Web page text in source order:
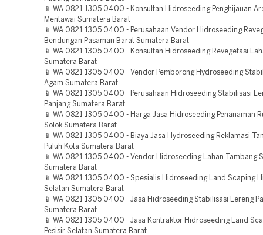
📱 WA 0821 1305 0400 - Konsultan Hidroseeding Penghijauan
Mentawai Sumatera Barat
📱 WA 0821 1305 0400 - Perusahaan Vendor Hidroseeding
Bendungan Pasaman Barat Sumatera Barat
📱 WA 0821 1305 0400 - Konsultan Hidroseeding Revegetasi
Sumatera Barat
📱 WA 0821 1305 0400 - Vendor Pemborong Hydroseeding
Agam Sumatera Barat
📱 WA 0821 1305 0400 - Perusahaan Hidroseeding Stabilisasi
Panjang Sumatera Barat
📱 WA 0821 1305 0400 - Harga Jasa Hidroseeding Penanaman
Solok Sumatera Barat
📱 WA 0821 1305 0400 - Biaya Jasa Hydroseeding Reklamasi
Puluh Kota Sumatera Barat
📱 WA 0821 1305 0400 - Vendor Hidroseeding Lahan Tambang
Sumatera Barat
📱 WA 0821 1305 0400 - Spesialis Hidroseeding Land Scaping
Selatan Sumatera Barat
📱 WA 0821 1305 0400 - Jasa Hidroseeding Stabilisasi Lereng
Sumatera Barat
📱 WA 0821 1305 0400 - Jasa Kontraktor Hidroseeding Land
Pesisir Selatan Sumatera Barat